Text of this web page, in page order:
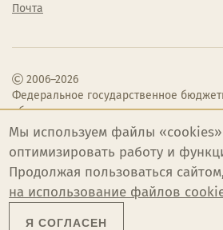
Почта
2006–2026
Федеральное государственное
образовательное учреждение высшего
образования «Челябинский
институт культуры»
Мы используем файлы
оптимизировать работу и
Продолжая пользоваться
на использование файлов
Я СОГЛАСЕН